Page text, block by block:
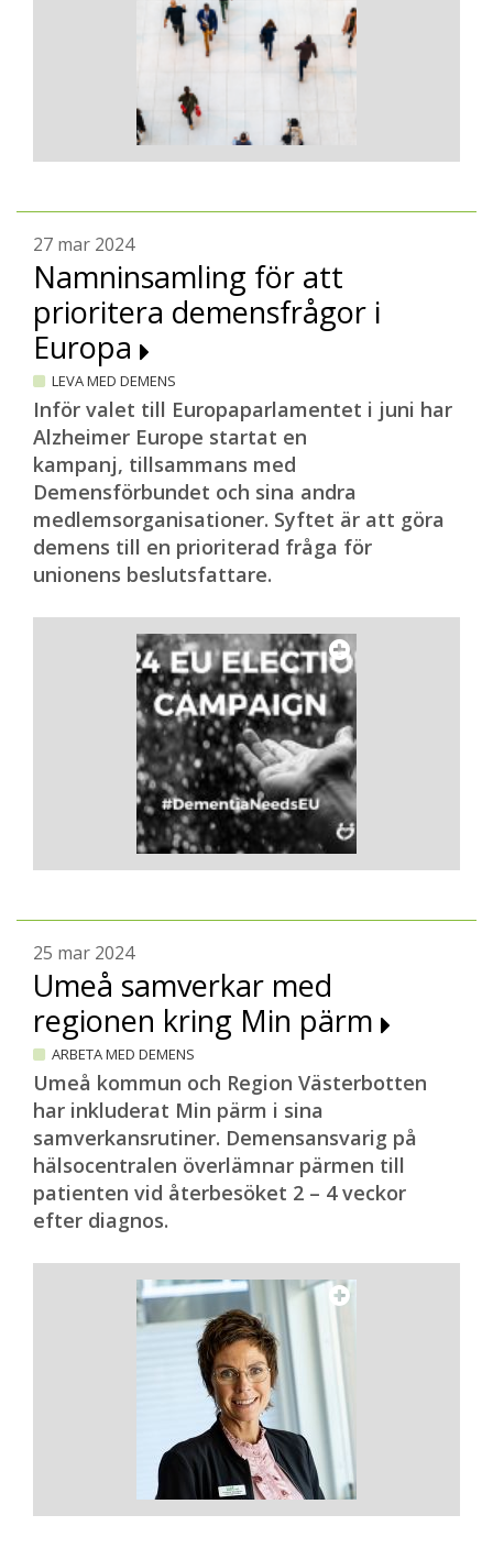
27 mar 2024
Namninsamling för att
prioritera demensfrågor i
Europa
LEVA MED DEMENS
Inför valet till Europaparlamentet i juni har
Alzheimer Europe startat en
kampanj, tillsammans med
Demensförbundet och sina andra
medlemsorganisationer. Syftet är att göra
demens till en prioriterad fråga för
unionens beslutsfattare.
25 mar 2024
Umeå samverkar med
regionen kring Min pärm
ARBETA MED DEMENS
Umeå kommun och Region Västerbotten
har inkluderat Min pärm i sina
samverkansrutiner. Demensansvarig på
hälsocentralen överlämnar pärmen till
patienten vid återbesöket 2 – 4 veckor
efter diagnos.